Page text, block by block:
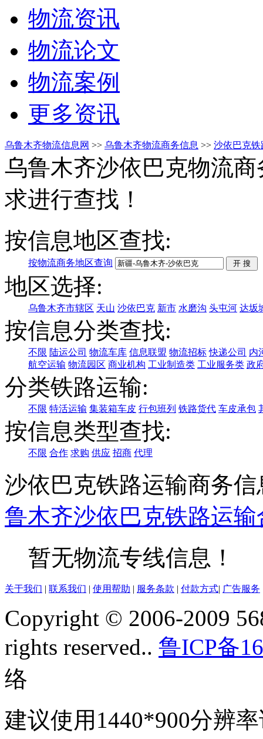
物流资讯
物流论文
物流案例
更多资讯
乌鲁木齐物流信息网 >> 乌鲁木齐物流商务信息 >> 沙依巴克
乌鲁木齐沙依巴克物流
求进行查找！
按信息地区查找:
按物流商务地区查询
地区选择:
乌鲁木齐市辖区 天山 沙依巴克 新市 水磨沟 头屯河 达坂
按信息分类查找:
不限 陆运公司 物流车库 信息联盟 物流招标 快递公司 内
航空运输 物流园区 商业机构 工业制造类 工业服务类 政
分类铁路运输:
不限 特活运输 集装箱车皮 行包班列 铁路货代 车皮承包
按信息类型查找:
不限 合作 求购 供应 招商 代理
沙依巴克铁路运输商务信
鲁木齐沙依巴克铁路运输
暂无物流专线信息！
关于我们 | 联系我们 | 使用帮助 | 服务条款 | 付款方式| 广告服务
Copyright © 2006-2009
rights reserved.. 鲁ICP备
络
建议使用1440*900分辨